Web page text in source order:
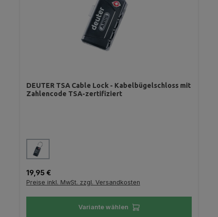
DEUTER TSA Cable Lock - Kabelbügelschloss mit
Zahlencode TSA-zertifiziert
Farbe
Regulärer Preis:
19,95 €
Preise inkl. MwSt. zzgl. Versandkosten
Variante wählen